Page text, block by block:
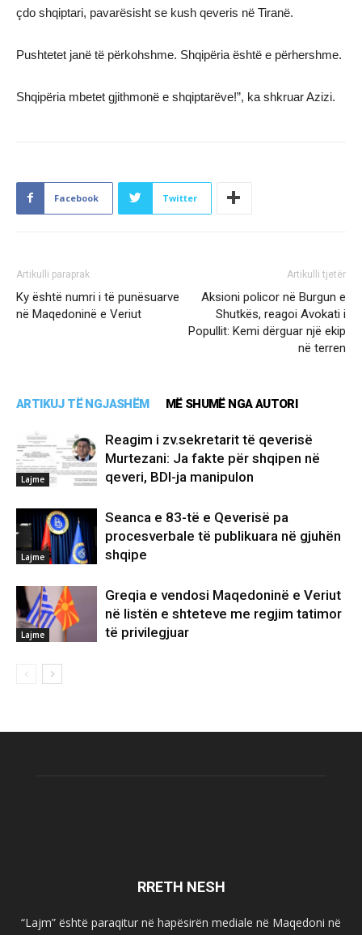
çdo shqiptari, pavarësisht se kush qeveris në Tiranë.
Pushtetet janë të përkohshme. Shqipëria është e përhershme.
Shqipëria mbetet gjithmonë e shqiptarëve!”, ka shkruar Azizi.
Facebook Twitter
Artikulli paraprak
Ky është numri i të punësuarve
në Maqedoninë e Veriut
Artikulli tjetër
Aksioni policor në Burgun e
Shutkës, reagoi Avokati i
Popullit: Kemi dërguar një ekip
në terren
ARTIKUJ TË NGJASHËM MË SHUMË NGA AUTORI
Lajme
Reagim i zv.sekretarit të qeverisë
Murtezani: Ja fakte për shqipen në
qeveri, BDI-ja manipulon
Lajme
Seanca e 83-të e Qeverisë pa
procesverbale të publikuara në gjuhën
shqipe
Lajme
Greqia e vendosi Maqedoninë e Veriut
në listën e shteteve me regjim tatimor
të privilegjuar
RRETH NESH
“Lajm” është paraqitur në hapësirën mediale në Maqedoni në